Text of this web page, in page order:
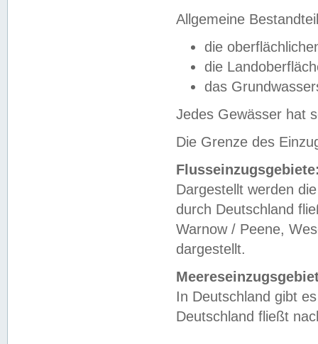
Allgemeine
die
die
das
Jedes Gewässer hat
Die Grenze des
Dargestellt werden
durch Deutschland
Warnow / Peene,
dargestellt.
In Deutschland gibt
Deutschland fließt